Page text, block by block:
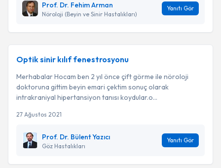
Prof. Dr. Fehim Arman
Nöroloji (Beyin ve Sinir Hastalıkları)
Yanıtı Gör
Optik sinir kılıf fenestrosyonu
Merhabalar Hocam ben 2 yıl önce çift görme ile nöroloji
doktoruna gittim beyin emari çektim sonuç olarak
intrakraniyal hipertansiyon tanısı koydular.o...
27 Ağustos 2021
Prof. Dr. Bülent Yazıcı
Göz Hastalıkları
Yanıtı Gör